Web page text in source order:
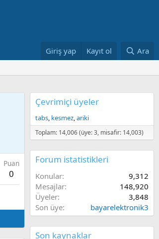
Giriş yap Kayıt ol Ara
Puan
0
Çevrimiçi üyeler
tabs kesmez ariki
Toplam: 14,006 (üye: 3, misafir: 14,003)
Forum istatistikleri
Konular
9,312
Mesajlar
148,920
Üyeler
3,848
Son üye
bayarelektronik3
Son kaynaklar